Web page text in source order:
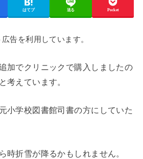
はてブ 送る Pocket
告を利用しています。
加でクリニックで購入しましたの
考えています。
小学校図書館司書の方にしていた
時折雪が降るかもしれません。